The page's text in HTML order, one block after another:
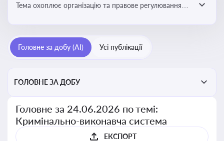
Тема охоплює організацію та правове регулювання
відбувають покарання
Головне за добу (AI) Усі публікації
ГОЛОВНЕ ЗА ДОБУ
Головне за 24.06.2026 по темі:
Кримінально-виконавча система
ЕКСПОРТ